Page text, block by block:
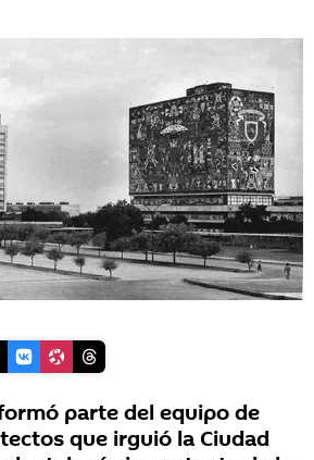
parte del equipo de
que irguió la Ciudad